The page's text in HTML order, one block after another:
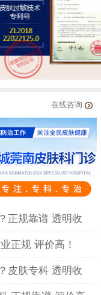
在线咨询
正规靠谱 透明收
正规 评价高！
皮肤专科 透明收